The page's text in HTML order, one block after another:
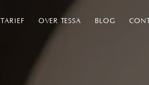
TARIEF OVER TESSA BLOG